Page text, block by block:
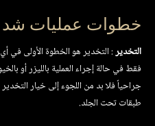
خطوات عمليات شد
التخدير: التخدير هو الخطوة الأولى في
فقط في حالة إجراء العملية بالليزر أو
جراحياً فلا بد من اللجوء إلى خيار
طبقات تحت الجلد.